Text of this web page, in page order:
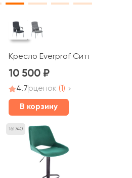
Сигнал / Signal
Кресло Everprof Сити / City
10 500
4.7оценок (1)
В корзину
161740